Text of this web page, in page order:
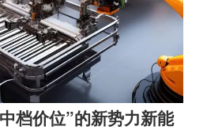
档价位”的新势力新能